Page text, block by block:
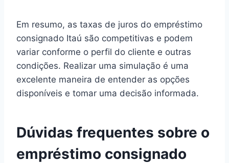
Em resumo, as taxas de juros do empréstimo
consignado Itaú são competitivas e podem
variar conforme o perfil do cliente e outras
condições. Realizar uma simulação é uma
excelente maneira de entender as opções
disponíveis e tomar uma decisão informada.
Dúvidas frequentes sobre o
empréstimo consignado